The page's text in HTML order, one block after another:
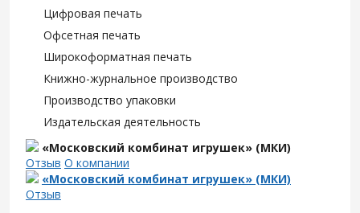
Цифровая печать
Офсетная печать
Широкоформатная печать
Книжно-журнальное производство
Производство упаковки
Издательская деятельность
«Московский комбинат игрушек» (МКИ)
Отзыв О компании
«Московский комбинат игрушек» (МКИ)
Отзыв